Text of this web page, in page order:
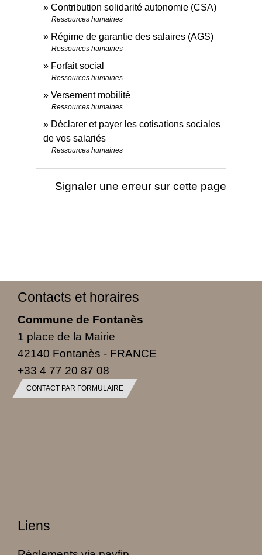
Contribution solidarité autonomie (CSA)
Ressources humaines
Régime de garantie des salaires (AGS)
Ressources humaines
Forfait social
Ressources humaines
Versement mobilité
Ressources humaines
Déclarer et payer les cotisations sociales
de vos salariés
Ressources humaines
Signaler une erreur sur cette page
Contacts et horaires
Commune de Fontanès
1 place de la Mairie
42140 Fontanès - FRANCE
+33 4 77 20 87 08
CONTACT PAR FORMULAIRE
Liens